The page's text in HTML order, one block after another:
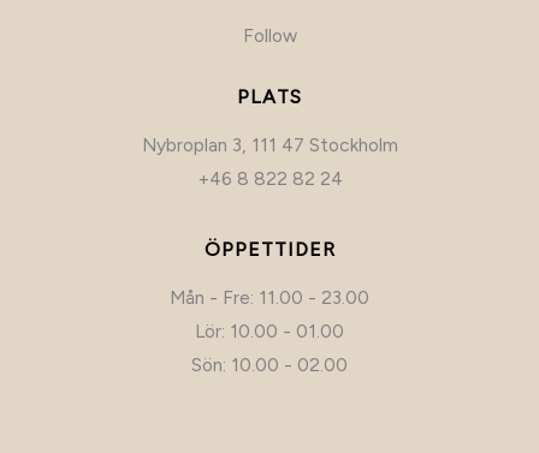
Follow
PLATS
Nybroplan 3, 111 47 Stockholm
+46 8 822 82 24
ÖPPETTIDER
Mån - Fre: 11.00 - 23.00
Lör: 10.00 - 01.00
Sön: 10.00 - 02.00